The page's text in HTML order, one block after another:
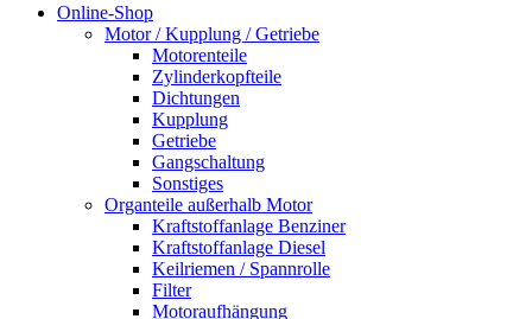
Online-Shop
Motor / Kupplung / Getriebe
Motorenteile
Zylinderkopfteile
Dichtungen
Kupplung
Getriebe
Gangschaltung
Sonstiges
Organteile außerhalb Motor
Kraftstoffanlage Benziner
Kraftstoffanlage Diesel
Keilriemen / Spannrolle
Filter
Motoraufhängung